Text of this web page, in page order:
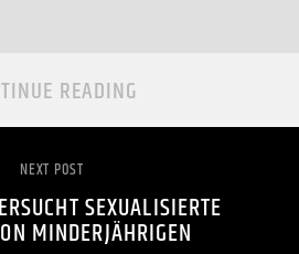
READING
NEXT POST
SEXUALISIERTE
MINDERJÄHRIGEN